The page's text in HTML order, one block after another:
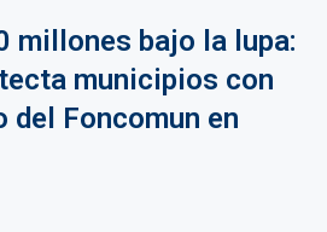
millones bajo la lupa:
municipios con
del Foncomun en